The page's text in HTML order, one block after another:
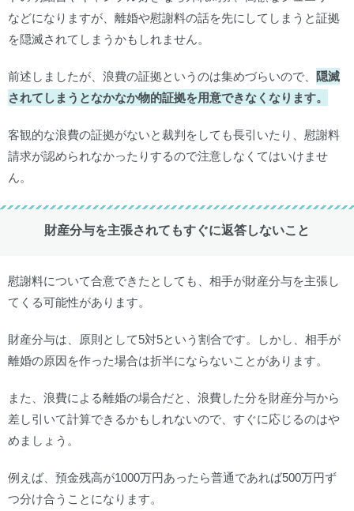
などになりますが、離婚や慰謝料の話を先にしてしまうと証拠
を隠滅されてしまうかもしれません。
前述しましたが、浪費の証拠というのは集めづらいので、
隠滅
されてしまうとなかなか物的証拠を用意できなくなります。
客観的な浪費の証拠がないと裁判をしても長引いたり、慰謝料
請求が認められなかったりするので注意しなくてはいけませ
ん。
財産分与を主張されてもすぐに返答しないこと
慰謝料について合意できたとしても、相手が財産分与を主張し
てくる可能性があります。
財産分与は、原則として5対5という割合です。しかし、相手が
離婚の原因を作った場合は折半にならないことがあります。
また、浪費による離婚の場合だと、浪費した分を財産分与から
差し引いて計算できるかもしれないので、すぐに応じるのはや
めましょう。
例えば、預金残高が1000万円あったら普通であれば500万円ず
つ分け合うことになります。